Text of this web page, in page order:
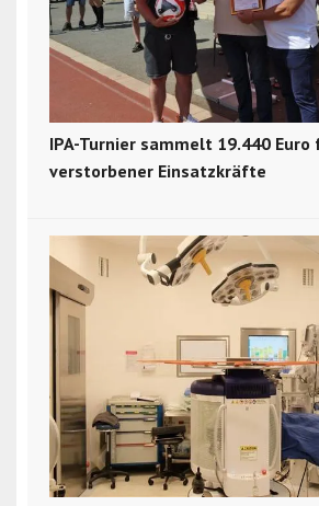
IPA-Turnier sammelt 19.440 Euro
verstorbener Einsatzkräfte